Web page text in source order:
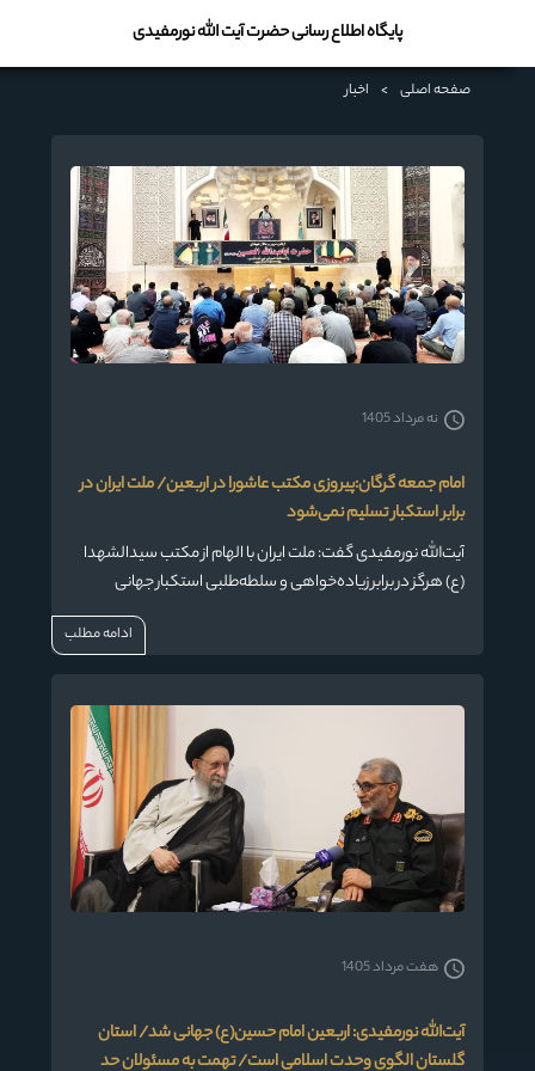
پایگاه اطلاع رسانی حضرت آیت الله نورمفیدی
صفحه اصلی > اخبار
امام جمعه گرگان:پیروزی مکتب عاشورا در اربعین/ ملت ایران در
برابر استکبار تسلیم نمی‌شود
آیت‌الله نورمفیدی گفت: ملت ایران با الهام از مکتب سیدالشهدا
(ع) هرگز در برابر زیاده‌خواهی و سلطه‌طلبی استکبار جهانی
نه مرداد 1405
ادامه مطلب
آیت‌الله نورمفیدی: اربعین امام حسین(ع) جهانی شد/ استان
گلستان الگوی وحدت اسلامی است/ تهمت به مسئولان حد
هفت مرداد 1405